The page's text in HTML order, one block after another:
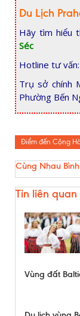
Du Lịch
Hãy tìm hiểu
Séc
Hotline tư vấn:
Trụ sở chính
Phường Bến
Điểm đến Cộng
Cùng Nhau
Tin liên quan
Vùng đất